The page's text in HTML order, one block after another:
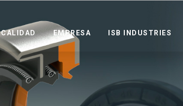
CALIDAD EMPRESA ISB INDUSTRIES